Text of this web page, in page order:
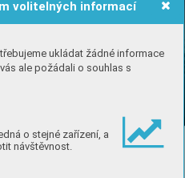
volitelných informací
ukládat žádné informace
ale požádali o souhlas s
o stejné zařízení, a
návštěvnost.